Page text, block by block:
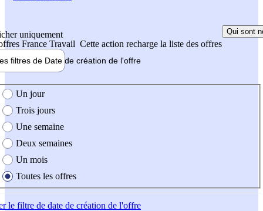
uniquement
France Travail Cette action recharge la liste des offres
Qui sont
filtres de Date de création de l'offre
création de l'offre
Un jour
Trois jours
Une semaine
Deux semaines
Un mois
Toutes les offres
le filtre de date de création de l'offre